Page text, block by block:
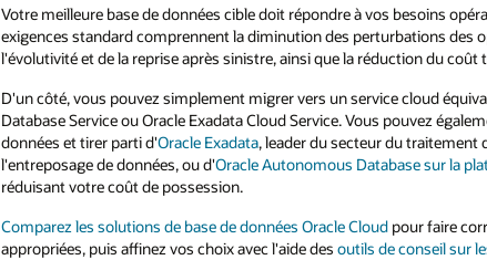
Votre meilleure base de données cible doit répondre à vos besoins
exigences standard comprennent la diminution des perturbations des
l'évolutivité et de la reprise après sinistre, ainsi que la réduction du
D'un côté, vous pouvez simplement migrer vers un service cloud
Database Service ou Oracle Exadata Cloud Service. Vous pouvez
données et tirer parti d'Oracle Exadata, leader du secteur du traitement
l'entreposage de données, ou d'Oracle Autonomous Database sur la
réduisant votre coût de possession.
Comparez les solutions de base de données Oracle Cloud pour faire
appropriées, puis affinez vos choix avec l'aide desoutils de conseil sur